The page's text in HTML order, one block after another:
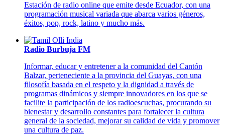
Estación de radio online que emite desde Ecuador, con una
programación musical variada que abarca varios géneros,
éxitos, pop, rock, latino y mucho más.
Radio Burbuja FM
Informar, educar y entretener a la comunidad del Cantón
Balzar, perteneciente a la provincia del Guayas, con una
filosofía basada en el respeto y la dignidad a través de
programas dinámicos y siempre innovadores en los que se
facilite la participación de los radioescuchas, procurando su
bienestar y desarrollo constantes para fortalecer la cultura
general de la sociedad, mejorar su calidad de vida y promover
una cultura de paz.